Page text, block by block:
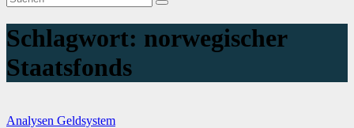
Schlagwort: norwegischer
Staatsfonds
Analysen Geldsystem